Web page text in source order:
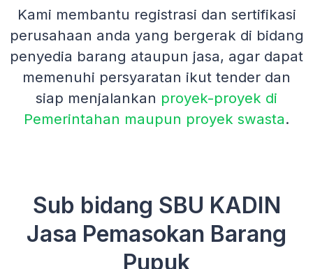
Kami membantu registrasi dan sertifikasi
perusahaan anda yang bergerak di bidang
penyedia barang ataupun jasa, agar dapat
memenuhi persyaratan ikut tender dan
siap menjalankan proyek-proyek di
Pemerintahan maupun proyek swasta.
Sub bidang SBU KADIN
Jasa Pemasokan Barang
Pupuk